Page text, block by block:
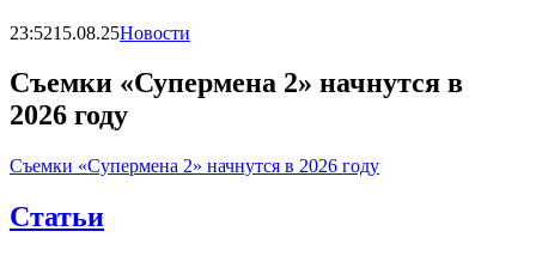
23:5215.08.25Новости
Съемки «Супермена 2» начнутся в
2026 году
Съемки «Супермена 2» начнутся в 2026 году
Статьи